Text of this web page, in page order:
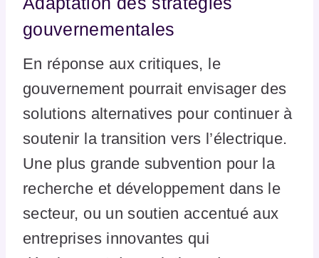
gouvernementales
En réponse aux critiques, le
gouvernement pourrait envisager des
solutions alternatives pour continuer à
soutenir la transition vers l’électrique.
Une plus grande subvention pour la
recherche et développement dans le
secteur, ou un soutien accentué aux
entreprises innovantes qui